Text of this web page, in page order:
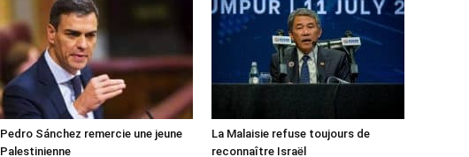
Pedro Sánchez remercie une jeune
Palestinienne
La Malaisie refuse toujours de
reconnaître Israël